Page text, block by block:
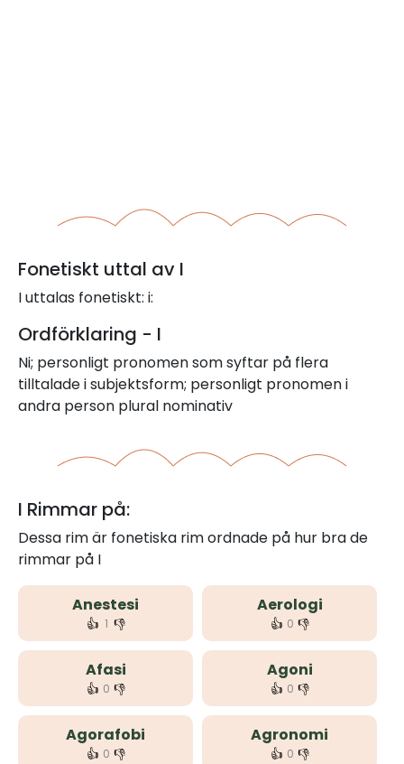
Fonetiskt uttal av I
I uttalas fonetiskt: i:
Ordförklaring - I
Ni; personligt pronomen som syftar på flera
tilltalade i subjektsform; personligt pronomen i
andra person plural nominativ
I Rimmar på:
Dessa rim är fonetiska rim ordnade på hur bra de
rimmar på I
Anestesi
👍 1 👎
Aerologi
👍 0 👎
Afasi
👍 0 👎
Agoni
👍 0 👎
Agorafobi
👍 0 👎
Agronomi
👍 0 👎